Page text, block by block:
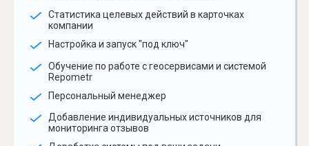
Статистика целевых действий в карточках
компании
Настройка и запуск "под ключ"
Обучение по работе с геосервисами и системой
Repometr
Персональный менеджер
Добавление индивидуальных источников для
мониторинга отзывов